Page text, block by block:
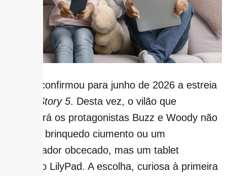
A Pixar confirmou para junho de 2026 a estreia
Toy Story 5. Desta vez, o vilão que
enfrentará os protagonistas Buzz e Woody não
será um brinquedo ciumento ou um
colecionador obcecado, mas um tablet
chamado LilyPad. A escolha, curiosa à primeira